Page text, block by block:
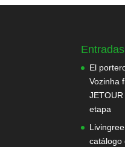
El
Vozinha
etapa
catálogo